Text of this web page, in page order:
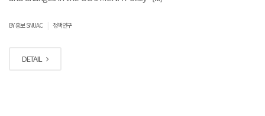
BY 홍보 SNUAC 정책연구
DETAIL